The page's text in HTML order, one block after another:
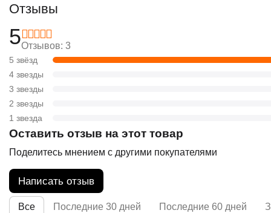
Отзывы
5Отзывов: 3
5 звёзд
4 звезды
3 звезды
2 звезды
1 звезда
Оставить отзыв на этот товар
Поделитесь мнением с другими покупателями
Написать отзыв
Все Последние 30 дней Последние 60 дней